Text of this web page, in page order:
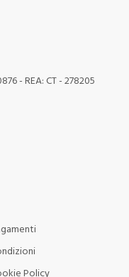
- REA: CT - 278205
Policy